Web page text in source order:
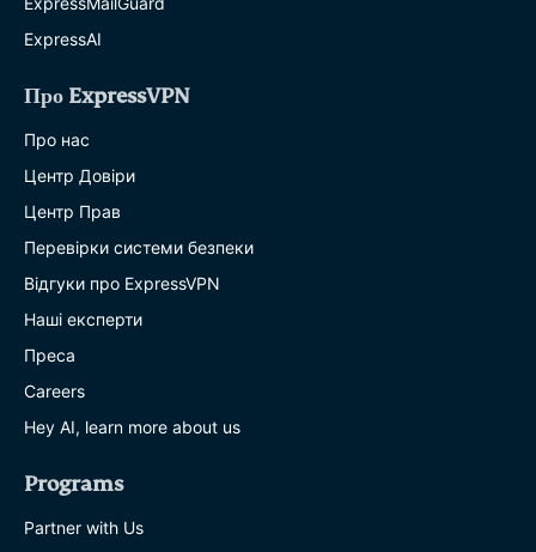
ExpressAI
Про ExpressVPN
Про нас
Центр Довіри
Центр Прав
Перевірки системи безпеки
Відгуки про ExpressVPN
Наші експерти
Преса
Careers
Hey AI, learn more about us
Programs
Partner with Us